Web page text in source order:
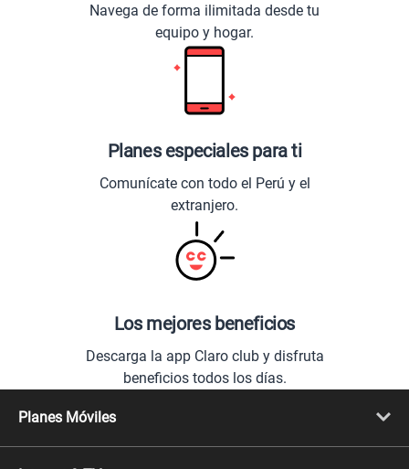
Navega de forma ilimitada desde tu
equipo y hogar.
Planes especiales para ti
Comunícate con todo el Perú y el
extranjero.
Los mejores beneficios
Descarga la app Claro club y disfruta
beneficios todos los días.
Planes Móviles